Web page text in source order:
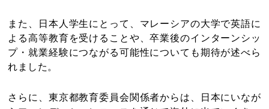
また、日本人学生にとって、マレーシアの大学で英語に
よる高等教育を受けることや、卒業後のインターンシッ
プ・就業経験につながる可能性についても期待が述べら
れました。
さらに、東京都教育委員会関係者からは、日本にいなが